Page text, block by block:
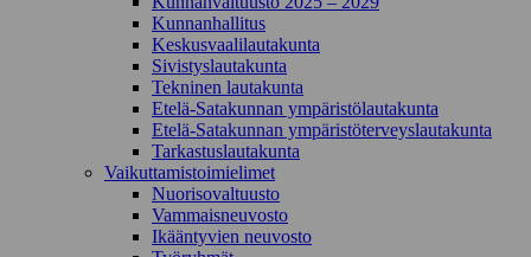
Kunnanhallitus
Keskusvaalilautakunta
Sivistyslautakunta
Tekninen lautakunta
Etelä-Satakunnan ympäristölautakunta
Etelä-Satakunnan ympäristöterveyslautakunta
Tarkastuslautakunta
Vaikuttamistoimielimet
Nuorisovaltuusto
Vammaisneuvosto
Ikääntyvien neuvosto